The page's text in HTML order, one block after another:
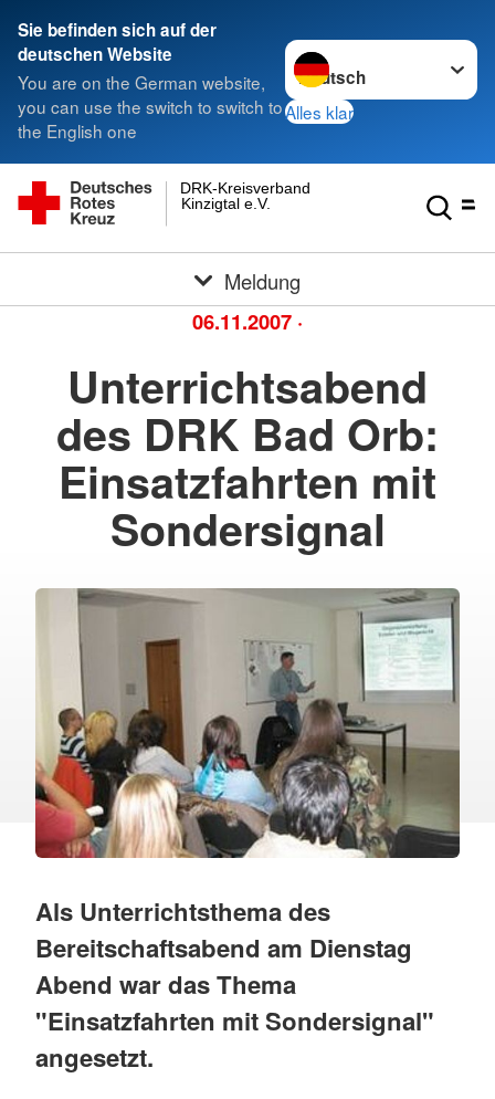
Sie befinden sich auf der
deutschen Website
You are on the German website,
you can use the switch to switch to
the English one
Sprache wechseln zu
Alles klar
Kinzigtal e.V.
DRK-Kreisverband
Meldung
06.11.2007 ·
Unterrichtsabend
des DRK Bad Orb:
Einsatzfahrten mit
Sondersignal
Als Unterrichtsthema des
Bereitschaftsabend am Dienstag
Abend war das Thema
"Einsatzfahrten mit Sondersignal"
angesetzt.